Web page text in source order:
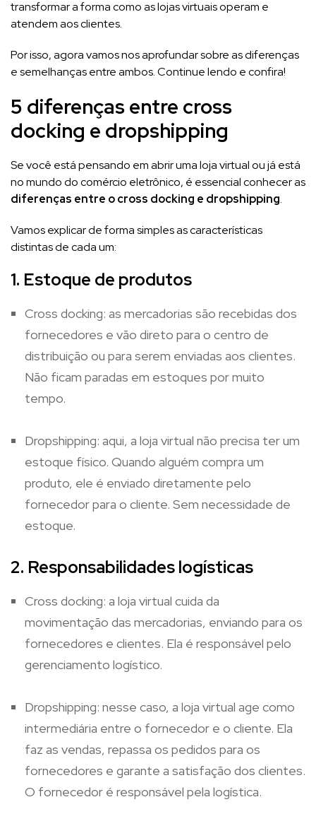
transformar a forma como as lojas virtuais operam e
atendem aos clientes.
Por isso, agora vamos nos aprofundar sobre as diferenças
e semelhanças entre ambos. Continue lendo e confira!
5 diferenças entre cross
docking e dropshipping
Se você está pensando em abrir uma loja virtual ou já está
no mundo do comércio eletrônico, é essencial conhecer as
diferenças entre o cross docking e dropshipping.
Vamos explicar de forma simples as características
distintas de cada um:
1. Estoque de produtos
Cross docking: as mercadorias são recebidas dos
fornecedores e vão direto para o centro de
distribuição ou para serem enviadas aos clientes.
Não ficam paradas em estoques por muito
tempo.
Dropshipping: aqui, a loja virtual não precisa ter um
estoque físico. Quando alguém compra um
produto, ele é enviado diretamente pelo
fornecedor para o cliente. Sem necessidade de
estoque.
2. Responsabilidades logísticas
Cross docking: a loja virtual cuida da
movimentação das mercadorias, enviando para os
fornecedores e clientes. Ela é responsável pelo
gerenciamento logístico.
Dropshipping: nesse caso, a loja virtual age como
intermediária entre o fornecedor e o cliente. Ela
faz as vendas, repassa os pedidos para os
fornecedores e garante a satisfação dos clientes.
O fornecedor é responsável pela logística.